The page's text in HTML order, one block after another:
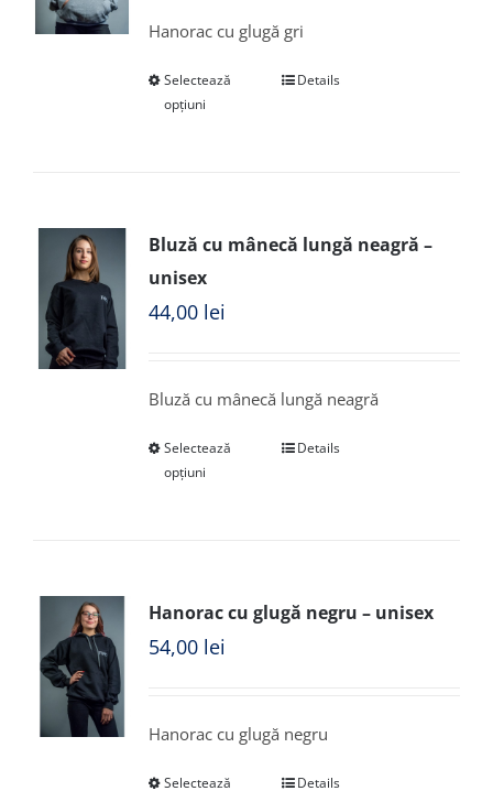
Hanorac cu glugă gri
Selectează
opțiuni
Details
Bluză cu mânecă lungă neagră –
unisex
44,00 lei
Bluză cu mânecă lungă neagră
Selectează
opțiuni
Details
Hanorac cu glugă negru – unisex
54,00 lei
Hanorac cu glugă negru
Selectează Details